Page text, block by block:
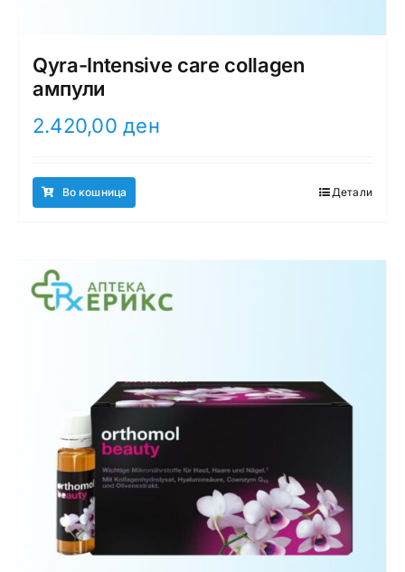
Qyra-Intensive care collagen
ампули
2.420,00ден
Во кошница Детали